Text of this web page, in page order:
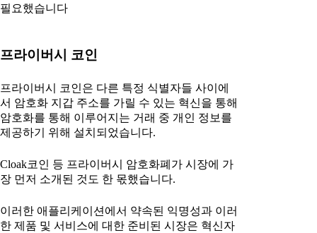
필요했습니다
프라이버시 코인
프라이버시 코인은 다른 특정 식별자들 사이에
서 암호화 지갑 주소를 가릴 수 있는 혁신을 통해
암호화를 통해 이루어지는 거래 중 개인 정보를
제공하기 위해 설치되었습니다.
Cloak코인 등 프라이버시 암호화폐가 시장에 가
장 먼저 소개된 것도 한 몫했습니다.
이러한 애플리케이션에서 약속된 익명성과 이러
한 제품 및 서비스에 대한 준비된 시장은 혁신자